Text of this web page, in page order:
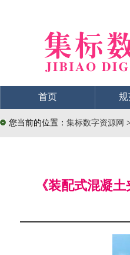
首页 规
您当前的位置： 集标数字资源网 >
《装配式混凝